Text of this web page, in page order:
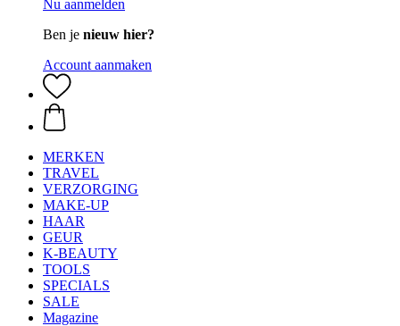
Nu aanmelden
Ben je nieuw hier?
Account aanmaken
MERKEN
TRAVEL
VERZORGING
MAKE-UP
HAAR
GEUR
K-BEAUTY
TOOLS
SPECIALS
SALE
Magazine